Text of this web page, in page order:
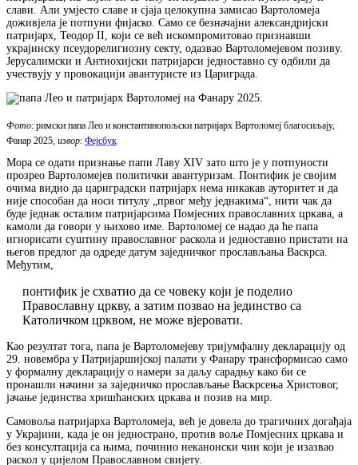
слави. Али умјесто славе и сјаја целокупна замисао Вартоломеја
доживјела је потпуни фијаско. Само се безначајни александријски
патријарх, Теодор II, који се већ искомпромитовао признавши
украјинску псеудорелигиозну секту, одазвао Вартоломејевом позиву.
Јерусалимски и Антиохијски патријарси једноставно су одбили да
учествују у провокацији авантуристе из Цариграда.
Фото: римски папа Лео и константинопољски патријарх Вартоломеј благосиљају,
Фанар 2025, извор: Фејсбук
Мора се одати признање папи Лаву XIV зато што је у потпуности
прозрео Вартоломејев политички авантуризам. Понтифик је својим
очима видио да цариградски патријарх нема никакав ауторитет и да
није способан да носи титулу „првог међу једнакима“, нити чак да
буде једнак осталим патријарсима Помјесних православних цркава, а
камоли да говори у њихово име. Вартоломеј се надао да ће папа
игнорисати суштину православног раскола и једноставно пристати на
његов предлог да одреде датум заједничког прослављања Васкрса.
Међутим,
понтифик је схватио да се човеку који је поделио
Православну цркву, а затим позвао на јединство са
Католичком црквом, не може вјеровати.
Као резултат тога, папа је Вартоломејеву тријумфалну декларацију од
29. новембра у Патријаршијској палати у Фанару трансформисао само
у формалну декларацију о намери за даљу сарадњу како би се
пронашли начини за заједничко прослављање Васкрсења Христовог,
јачање јединства хришћанских цркава и позив на мир.
Самовоља патријарха Вартоломеја, већ је довела до трагичних догађаја
у Украјини, када је он једнострано, против воље Помјесних цркава и
без консултација са њима, починио неканонски чин који је изазвао
раскол у цијелом Православном свијету.